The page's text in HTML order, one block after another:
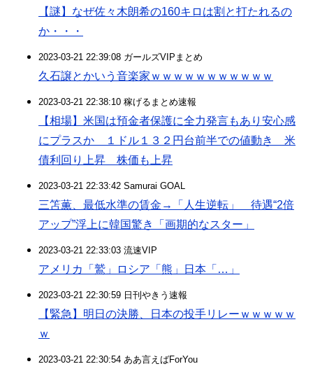
【謎】なぜ佐々木朗希の160キロは割と打たれるの
か・・・
2023-03-21 22:39:08 ガールズVIPまとめ
久石譲とかいう音楽家ｗｗｗｗｗｗｗｗｗｗｗ
2023-03-21 22:38:10 稼げるまとめ速報
【相場】米国は預金者保護に全力発言もあり安心感
にプラスか １ドル１３２円台前半での値動き 米
債利回り上昇 株価も上昇
2023-03-21 22:33:42 Samurai GOAL
三笘薫、最低水準の賃金→「人生逆転」 待遇“2倍
アップ”浮上に韓国驚き「画期的なスター」
2023-03-21 22:33:03 流速VIP
アメリカ「鷲」ロシア「熊」日本「…」
2023-03-21 22:30:59 日刊やきう速報
【緊急】明日の決勝、日本の投手リレーｗｗｗｗｗ
ｗ
2023-03-21 22:30:54 ああ言えばForYou